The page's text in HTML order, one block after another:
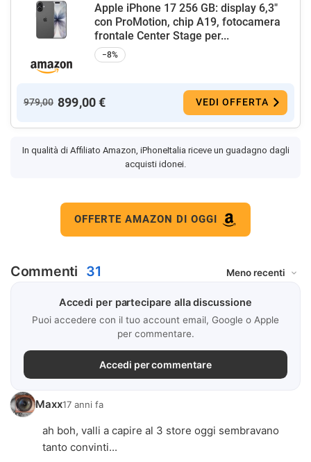
Apple iPhone 17 256 GB: display 6,3"
con ProMotion, chip A19, fotocamera
frontale Center Stage per...
−8%
979,00 899,00 € VEDI OFFERTA
In qualità di Affiliato Amazon, iPhoneItalia riceve un guadagno dagli
acquisti idonei.
OFFERTE AMAZON DI OGGI
Commenti 31
Accedi per partecipare alla discussione
Puoi accedere con il tuo account email, Google o Apple
per commentare.
Accedi per commentare
Maxx17 anni fa
ah boh, valli a capire al 3 store oggi sembravano
tanto convinti...